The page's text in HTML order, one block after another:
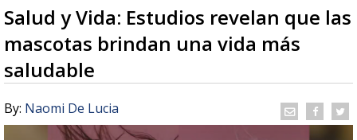
Salud y Vida: Estudios revelan que las
mascotas brindan una vida más
saludable
By: Naomi De Lucia